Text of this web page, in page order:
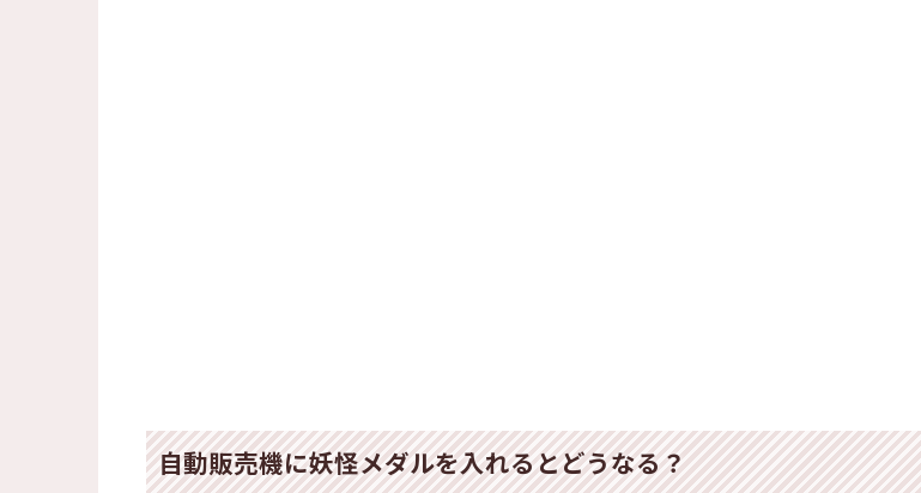
自動販売機に妖怪メダルを入れるとどうなる？